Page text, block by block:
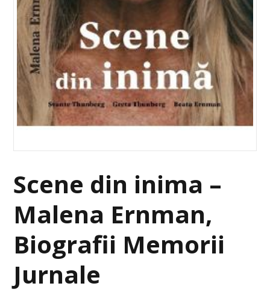
Scene din inima –
Malena Ernman,
Biografii Memorii
Jurnale